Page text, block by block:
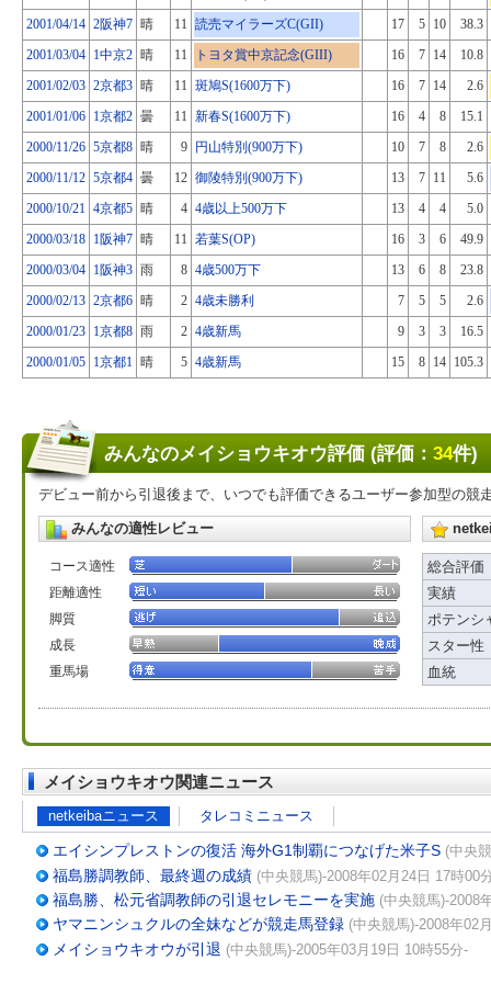
2001/04/14 2阪神7 晴 11 読売マイラーズC(GII) 17 5 10
38.3
2001/03/04 1中京2 晴 11 トヨタ賞中京記念(GIII) 16 7 14
10.8
2001/02/03 2京都3 晴 11 斑鳩S(1600万下) 16 7 14
2.6
2001/01/06 1京都2 曇 11 新春S(1600万下) 16 4 8
15.1
2000/11/26 5京都8 晴 9 円山特別(900万下) 10 7 8
2.6
2000/11/12 5京都4 曇 12 御陵特別(900万下) 13 7 11
5.6
2000/10/21 4京都5 晴 4 4歳以上500万下 13 4 4
5.0
2000/03/18 1阪神7 晴 11 若葉S(OP) 16 3 6
49.9
2000/03/04 1阪神3 雨 8 4歳500万下 13 6 8
23.8
2000/02/13 2京都6 晴 2 4歳未勝利 7 5 5
2.6
2000/01/23 1京都8 雨 2 4歳新馬 9 3 3
16.5
2000/01/05 1京都1 晴 5 4歳新馬 15 8 14 105.3
みんなのメイショウキオウ評価 (評価： 34件)
デビュー前から引退後まで、いつでも評価できるユーザー参加型の競
みんなの適性レビュー
コース適性
距離適性
脚質
成長
重馬場
総合評価
実績
ポテンシ
スター性
血統
メイショウキオウ関連ニュース
netkeibaニュース タレコミニュース
エイシンプレストンの復活 海外G1制覇につなげた米子S (中央
福島勝調教師、最終週の成績 (中央競馬)-2008年02月24日 17時00
福島勝、松元省調教師の引退セレモニーを実施 (中央競馬)-2008
ヤマニンシュクルの全妹などが競走馬登録 (中央競馬)-2008年02
メイショウキオウが引退 (中央競馬)-2005年03月19日 10時55分-